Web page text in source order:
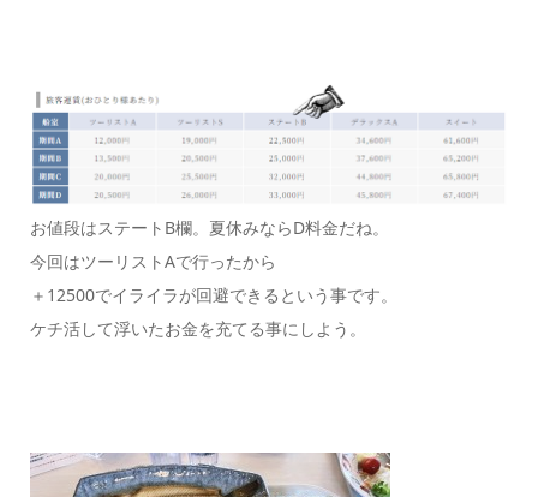
お値段はステートB欄。夏休みならD料金だね。
今回はツーリストAで行ったから
＋12500でイライラが回避できるという事です。
ケチ活して浮いたお金を充てる事にしよう。